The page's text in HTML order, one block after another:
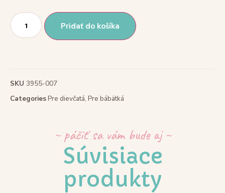
Pridať do košíka
SKU 3955-007
CategoriesPre dievčatá, Pre bábätká
~ páčiť sa vám bude aj ~
Súvisiace
produkty